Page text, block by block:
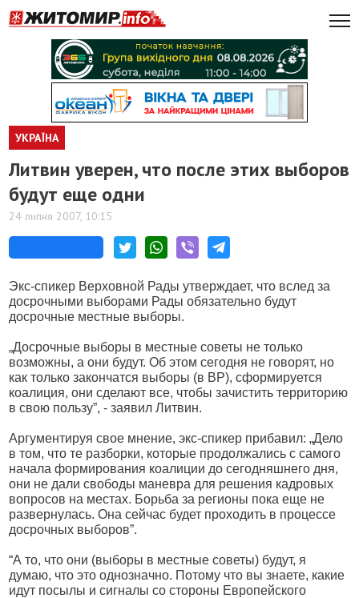
УКРАЇНА
Литвин уверен, что после этих выборов
будут еще одни
24 липня 2007, 10:15
Экс-спикер Верховной Рады утверждает, что вслед за
досрочными выборами Рады обязательно будут
досрочные местные выборы.
„Досрочные выборы в местные советы не только
возможны, а они будут. Об этом сегодня не говорят, но
как только закончатся выборы (в ВР), сформируется
коалиция, они сделают все, чтобы зачистить территорию
в свою пользу”, - заявил Литвин.
Аргументируя свое мнение, экс-спикер прибавил: „Дело
в том, что те разборки, которые продолжались с самого
начала формирования коалиции до сегодняшнего дня,
они не дали свободы маневра для решения кадровых
вопросов на местах. Борьба за регионы пока еще не
развернулась. Она сейчас будет проходить в процессе
досрочных выборов”.
“А то, что они (выборы в местные советы) будут, я
думаю, что это однозначно. Потому что вы знаете, какие
идут посылы и сигналы со стороны Европейского